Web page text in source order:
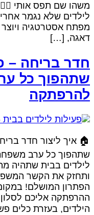
שם תפס אותי
שלא נגמר
אסטרטגיה ויוצר
[…]
בריחה –
כל
איך ליצור חדר
כל ערב
בבית שתהיה
את הקשר
המושלם!
אליכם לסלון
בעזרת כלים